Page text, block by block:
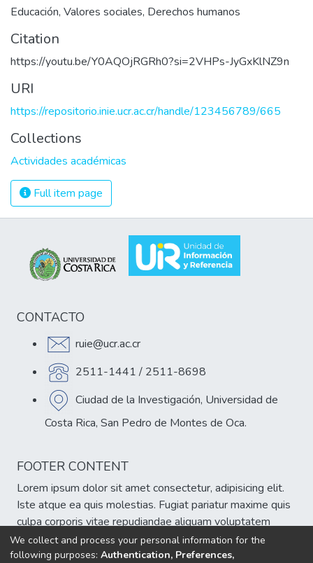
Educación, Valores sociales, Derechos humanos
Citation
https://youtu.be/Y0AQOjRGRh0?si=2VHPs-JyGxKlNZ9n
URI
https://repositorio.inie.ucr.ac.cr/handle/123456789/665
Collections
Actividades académicas
Full item page
CONTACTO
ruie@ucr.ac.cr
2511-1441 / 2511-8698
Ciudad de la Investigación, Universidad de
Costa Rica, San Pedro de Montes de Oca.
FOOTER CONTENT
Lorem ipsum dolor sit amet consectetur, adipisicing elit.
Iste atque ea quis molestias. Fugiat pariatur maxime quis
culpa corporis vitae repudiandae aliquam voluptatem
veniam, est atque cumque eum delectus sint!
We collect and process your personal information for the
following purposes: Authentication, Preferences,